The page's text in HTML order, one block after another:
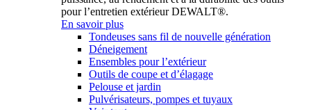
pour l’entretien extérieur DEWALT®.
En savoir plus
Tondeuses sans fil de nouvelle génération
Déneigement
Ensembles pour l’extérieur
Outils de coupe et d’élagage
Pelouse et jardin
Pulvérisateurs, pompes et tuyaux